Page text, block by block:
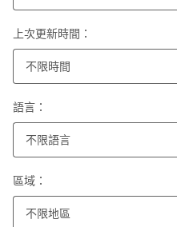
上次更新時間：
不限時間
語言：
不限語言
區域：
不限地區